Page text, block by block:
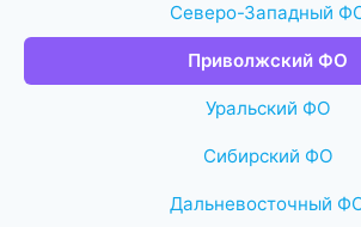
Северо-Западный
Приволжский ФО
Уральский ФО
Сибирский ФО
Дальневосточный